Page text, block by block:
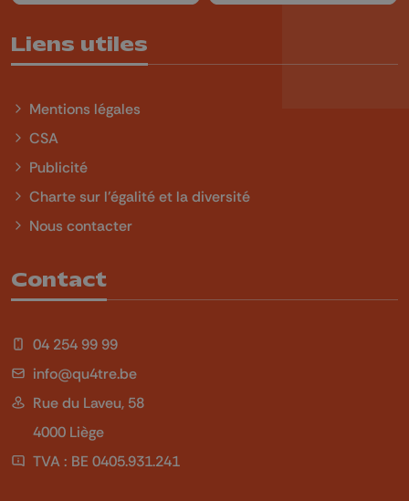
Liens utiles
Mentions légales
CSA
Publicité
Charte sur l'égalité et la diversité
Nous contacter
Contact
04 254 99 99
info@qu4tre.be
Rue du Laveu, 58
4000 Liège
TVA : BE 0405.931.241